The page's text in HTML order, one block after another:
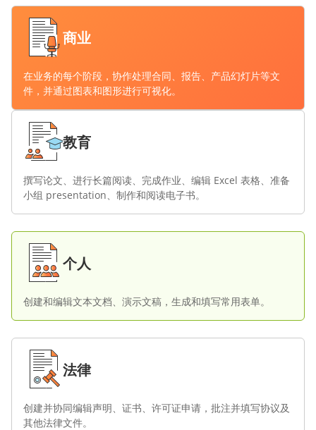
教育
撰写论文、进行长篇阅读、完成作业、编辑 Excel 表格、准备
小组 presentation、制作和阅读电子书。
商业
在业务的每个阶段，协作处理合同、报告、产品幻灯片等文
件，并通过图表和图形进行可视化。
个人
创建和编辑文本文档、演示文稿，生成和填写常用表单。
法律
创建并协同编辑声明、证书、许可证申请，批注并填写协议及
其他法律文件。